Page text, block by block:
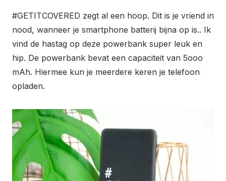
#GETITCOVERED zegt al een hoop. Dit is je vriend in
nood, wanneer je smartphone batterij bijna op is.. Ik
vind de hastag op deze powerbank super leuk en
hip. De powerbank bevat een capaciteit van 5ooo
mAh. Hiermee kun je meerdere keren je telefoon
opladen.